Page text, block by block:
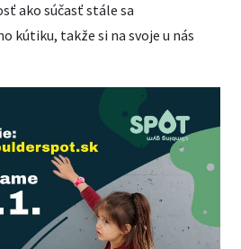
ako súčasť stále sa
kútiku, takže si na svoje u nás